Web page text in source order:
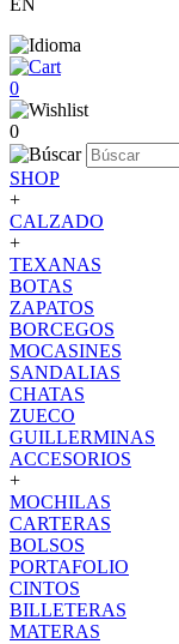
EN
0
0
SHOP
+
CALZADO
+
TEXANAS
BOTAS
ZAPATOS
BORCEGOS
MOCASINES
SANDALIAS
CHATAS
ZUECO
GUILLERMINAS
ACCESORIOS
+
MOCHILAS
CARTERAS
BOLSOS
PORTAFOLIO
CINTOS
BILLETERAS
MATERAS